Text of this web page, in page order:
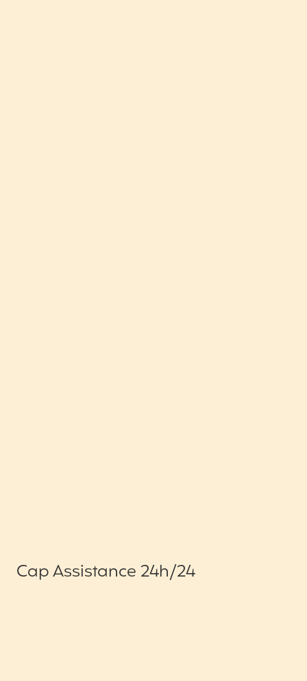
Cap Assistance 24h/24